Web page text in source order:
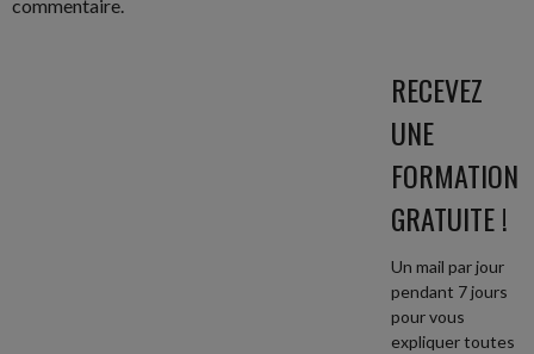
commentaire.
RECEVEZ
UNE
FORMATION
GRATUITE !
Un mail par jour
pendant 7 jours
pour vous
expliquer toutes